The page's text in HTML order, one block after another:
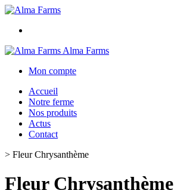
Alma Farms
Mon compte
Accueil
Notre ferme
Nos produits
Actus
Contact
> Fleur Chrysanthème
Fleur Chrysanthème